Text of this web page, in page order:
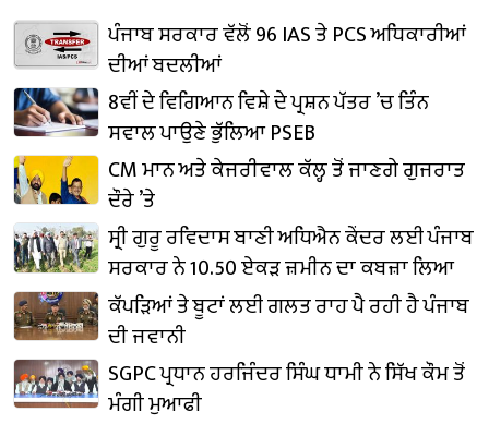
ਪੰਜਾਬ ਸਰਕਾਰ ਵੱਲੋਂ 96 IAS ਤੇ PCS ਅਧਿਕਾਰੀਆਂ
ਦੀਆਂ ਬਦਲੀਆਂ
8ਵੀਂ ਦੇ ਵਿਗਿਆਨ ਵਿਸ਼ੇ ਦੇ ਪ੍ਰਸ਼ਨ ਪੱਤਰ ’ਚ ਤਿੰਨ
ਸਵਾਲ ਪਾਉਣੇ ਭੁੱਲਿਆ PSEB
CM ਮਾਨ ਅਤੇ ਕੇਜਰੀਵਾਲ ਕੱਲ੍ਹ ਤੋਂ ਜਾਣਗੇ ਗੁਜਰਾਤ
ਦੌਰੇ ’ਤੇ
ਸ੍ਰੀ ਗੁਰੂ ਰਵਿਦਾਸ ਬਾਣੀ ਅਧਿਐਨ ਕੇਂਦਰ ਲਈ ਪੰਜਾਬ
ਸਰਕਾਰ ਨੇ 10.50 ਏਕੜ ਜ਼ਮੀਨ ਦਾ ਕਬਜ਼ਾ ਲਿਆ
ਕੱਪੜਿਆਂ ਤੇ ਬੂਟਾਂ ਲਈ ਗਲਤ ਰਾਹ ਪੈ ਰਹੀ ਹੈ ਪੰਜਾਬ
ਦੀ ਜਵਾਨੀ
SGPC ਪ੍ਰਧਾਨ ਹਰਜਿੰਦਰ ਸਿੰਘ ਧਾਮੀ ਨੇ ਸਿੱਖ ਕੌਮ ਤੋਂ
ਮੰਗੀ ਮੁਆਫੀ